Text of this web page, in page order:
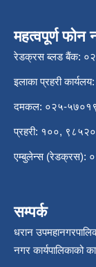
महत्वपूर्ण फोन
रेडक्रस ब्लड बैंक:
इलाका प्रहरी
दमकल: ०२५-
प्रहरी: १००,
एम्बुलेन्स (रेडक्रस):
सम्पर्क
धरान
नगर कार्यपालिकाको